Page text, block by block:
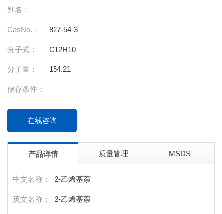
别名：
CasNo.： 827-54-3
分子式： C12H10
分子量： 154.21
储存条件：
在线咨询
产品详情 质量管理 MSDS
中文名称： 2-乙烯基萘
英文名称： 2-乙烯基萘